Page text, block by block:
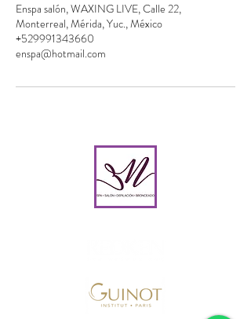
Enspa salón, WAXING LIVE, Calle 22,
Monterreal, Mérida, Yuc., México
+529991343660
enspa@hotmail.com